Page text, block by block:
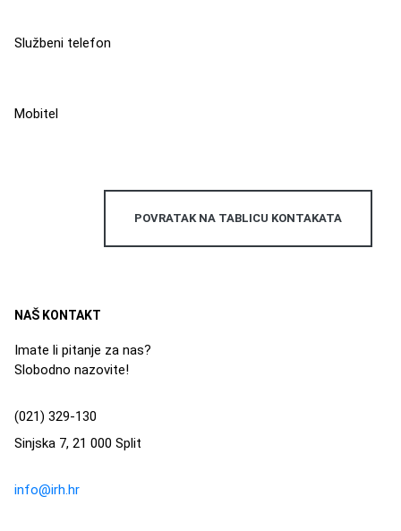
Službeni telefon
Mobitel
POVRATAK NA TABLICU KONTAKATA
NAŠ KONTAKT
Imate li pitanje za nas?
Slobodno nazovite!
(021) 329-130
Sinjska 7, 21 000 Split
info@irh.hr